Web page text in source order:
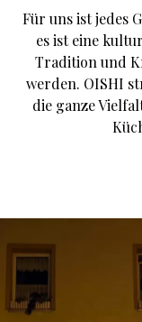
Für uns ist jedes
es ist eine
Tradition und
werden. OISHI
die ganze